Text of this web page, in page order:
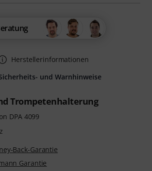
Trompetenhalterung
DPA 4099
Back-Garantie
Garantie
Herstellerinformationen
und Warnhinweise